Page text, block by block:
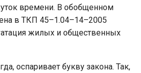
времени. В обобщенном
в ТКП 45–1.04–14–2005
жилых и общественных
оспаривает букву закона. Так,